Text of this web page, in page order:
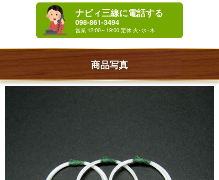
ナビィ三線に電話する
098-861-3494
商品写真